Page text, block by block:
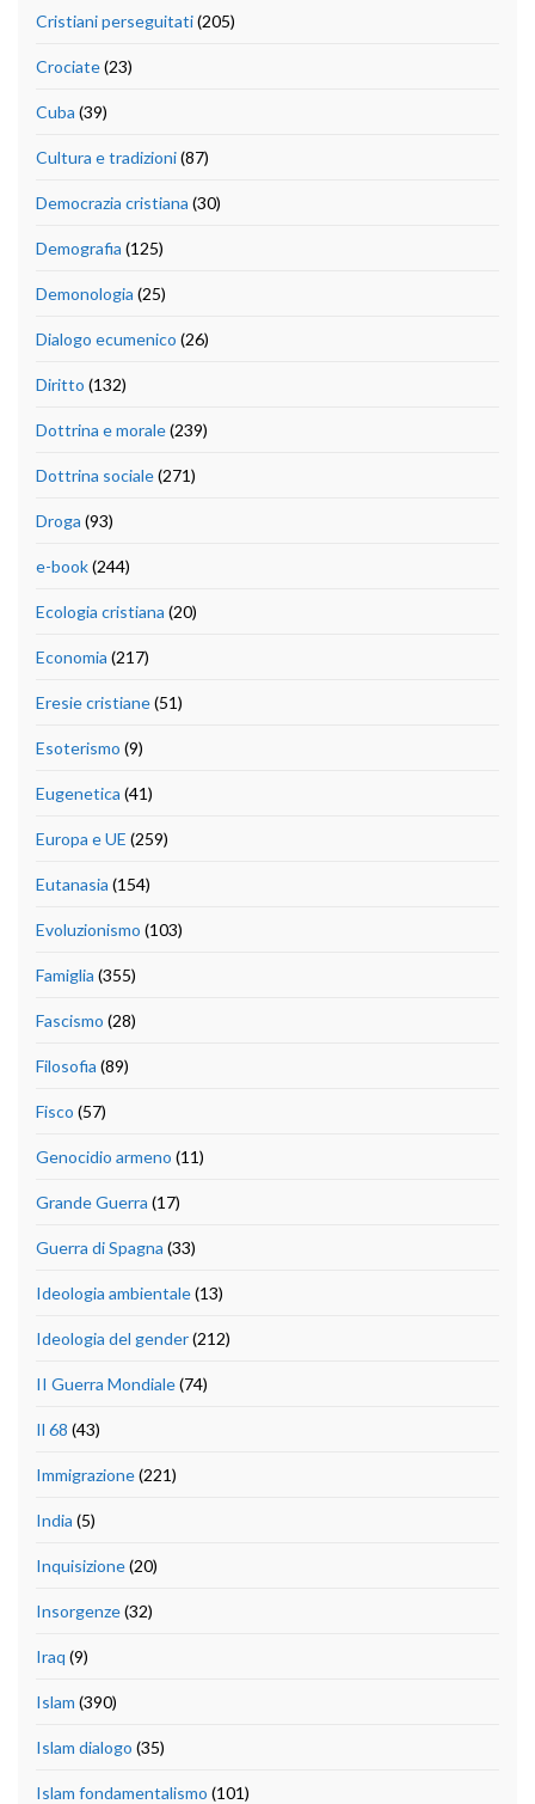
Cristiani perseguitati(205)
Crociate(23)
Cuba (39)
Cultura e tradizioni(87)
Democrazia cristiana (30)
Demografia (125)
Demonologia (25)
Dialogo ecumenico (26)
Diritto (132)
Dottrina e morale(239)
Dottrina sociale(271)
Droga (93)
e-book(244)
Ecologia cristiana (20)
Economia (217)
Eresie cristiane(51)
Esoterismo (9)
Eugenetica (41)
Europa e UE (259)
Eutanasia (154)
Evoluzionismo (103)
Famiglia (355)
Fascismo (28)
Filosofia (89)
Fisco (57)
Genocidio armeno (11)
Grande Guerra (17)
Guerra di Spagna (33)
Ideologia ambientale(13)
Ideologia del gender(212)
II Guerra Mondiale(74)
Il 68 (43)
Immigrazione(221)
India (5)
Inquisizione(20)
Insorgenze(32)
Iraq (9)
Islam (390)
Islam dialogo (35)
Islam fondamentalismo (101)